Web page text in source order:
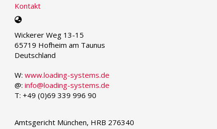
Kontakt
Select
language
Wickerer Weg 13-15
65719 Hofheim am Taunus
Deutschland
W: www.loading-systems.de
@: info@loading-systems.de
T: +49 (0)69 339 996 90
Amtsgericht München, HRB 276340